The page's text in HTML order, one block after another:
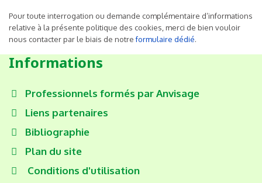
Pour toute interrogation ou demande complémentaire d’informations
relative à la présente politique des cookies, merci de bien vouloir
nous contacter par le biais de notreformulaire dédié.
Informations
Professionnels formés par Anvisage
Liens partenaires
Bibliographie
Plan du site
Conditions d'utilisation